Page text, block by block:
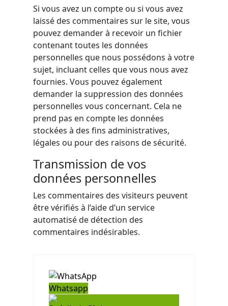
Si vous avez un compte ou si vous avez
laissé des commentaires sur le site, vous
pouvez demander à recevoir un fichier
contenant toutes les données
personnelles que nous possédons à votre
sujet, incluant celles que vous nous avez
fournies. Vous pouvez également
demander la suppression des données
personnelles vous concernant. Cela ne
prend pas en compte les données
stockées à des fins administratives,
légales ou pour des raisons de sécurité.
Transmission de vos
données personnelles
Les commentaires des visiteurs peuvent
être vérifiés à l’aide d’un service
automatisé de détection des
commentaires indésirables.
Whatsapp